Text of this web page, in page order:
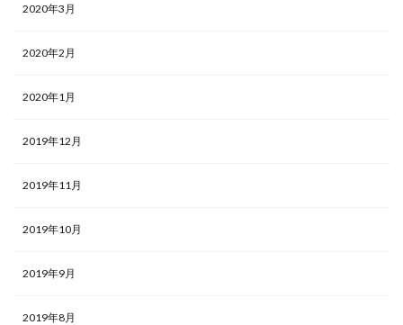
2020年3月
2020年2月
2020年1月
2019年12月
2019年11月
2019年10月
2019年9月
2019年8月